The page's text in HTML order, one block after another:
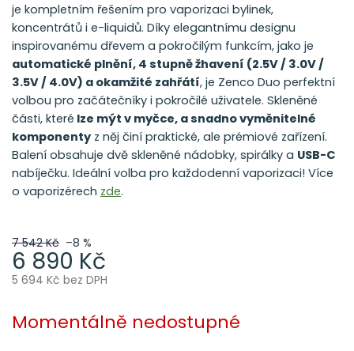
7 542 Kč –8 %
6 890 Kč
5 694 Kč bez DPH
cena:
Momentálně nedostupné
je kompletním řešením pro vaporizaci bylinek,
koncentrátů i e-liquidů. Díky elegantnímu designu
inspirovanému dřevem a pokročilým funkcím, jako je
automatické plnění, 4 stupně žhavení (2.5V / 3.0V /
3.5V / 4.0V) a okamžité zahřátí, je Zenco Duo perfektní
volbou pro začátečníky i pokročilé uživatele. Skleněné
části, které lze mýt v myčce, a snadno vyměnitelné
komponenty z něj činí praktické, ale prémiové zařízení.
Balení obsahuje dvě skleněné nádobky, spirálky a USB-C
nabíječku. Ideální volba pro každodenní vaporizaci! Více
o vaporizérech zde.